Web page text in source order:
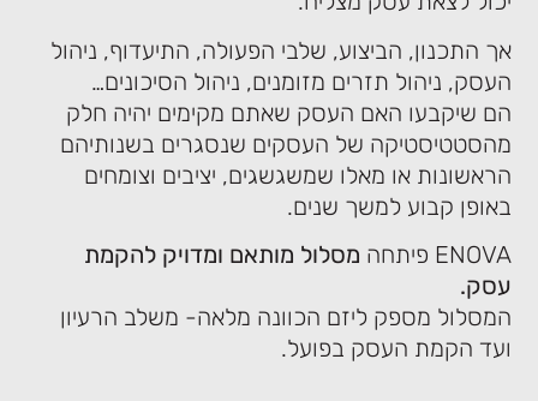
אך התכנון, הביצוע, שלבי הפעולה, התיעדוף, ניהול
העסק, ניהול תזרים מזומנים, ניהול הסיכונים…
הם שיקבעו האם העסק שאתם מקימים יהיה חלק
מהסטטיסטיקה של העסקים שנסגרים בשנותיהם
הראשונות או מאלו שמשגשגים, יציבים וצומחים
באופן קבוע למשך שנים.
ENOVA פיתחה
מסלול מותאם ומדויק להקמת
עסק.
המסלול מספק ליזם הכוונה מלאה- משלב הרעיון
ועד הקמת העסק בפועל.